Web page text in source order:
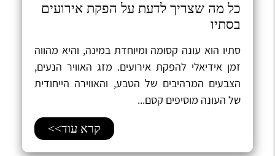
כל מה שצריך לדעת על הפקת אירועים
בסתיו
​סתיו הוא עונה קסומה ומיוחדת במינה, והיא מהווה
זמן אידיאלי להפקת אירועים. מזג האוויר הנעים,
הצבעים המרהיבים של הטבע, והאווירה הייחודית
של העונה מוסיפים קסם...
קרא עוד>>